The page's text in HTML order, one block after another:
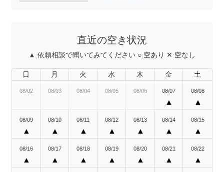
直近の空き状況
▲:依頼相談で聞いてみてください ○:空あり ✕:空なし
日 月 火 水 木 金 土
08/02 08/03 08/04 08/05 08/06 08/07
▲
08/08
▲
08/09
▲
08/10
▲
08/11
▲
08/12
▲
08/13
▲
08/14
▲
08/15
▲
08/16
▲
08/17
▲
08/18
▲
08/19
▲
08/20
▲
08/21
▲
08/22
▲